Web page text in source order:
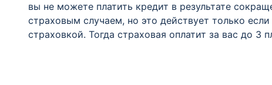
вы не можете платить кредит в результате
страховым случаем, но это действует только
страховкой. Тогда страховая оплатит за вас до 3